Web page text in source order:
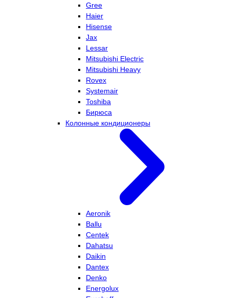
Gree
Haier
Hisense
Jax
Lessar
Mitsubishi Electric
Mitsubishi Heavy
Rovex
Systemair
Toshiba
Бирюса
Колонные кондиционеры
Aeronik
Ballu
Centek
Dahatsu
Daikin
Dantex
Denko
Energolux